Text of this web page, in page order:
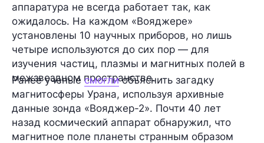
аппаратура не всегда работает так, как
ожидалось. На каждом «Вояджере»
установлены 10 научных приборов, но лишь
четыре используются до сих пор — для
изучения частиц, плазмы и магнитных полей в
межзвездном пространстве.
Ранее ученые смоглиобъяснить загадку
магнитосферы Урана, используя архивные
данные зонда «Вояджер-2». Почти 40 лет
назад космический аппарат обнаружил, что
магнитное поле планеты странным образом